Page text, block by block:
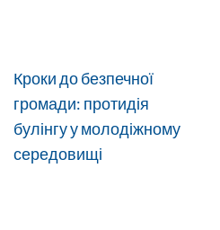
Навігація
записів
Кроки до безпечної
громади: протидія
булінгу у молодіжному
середовищі